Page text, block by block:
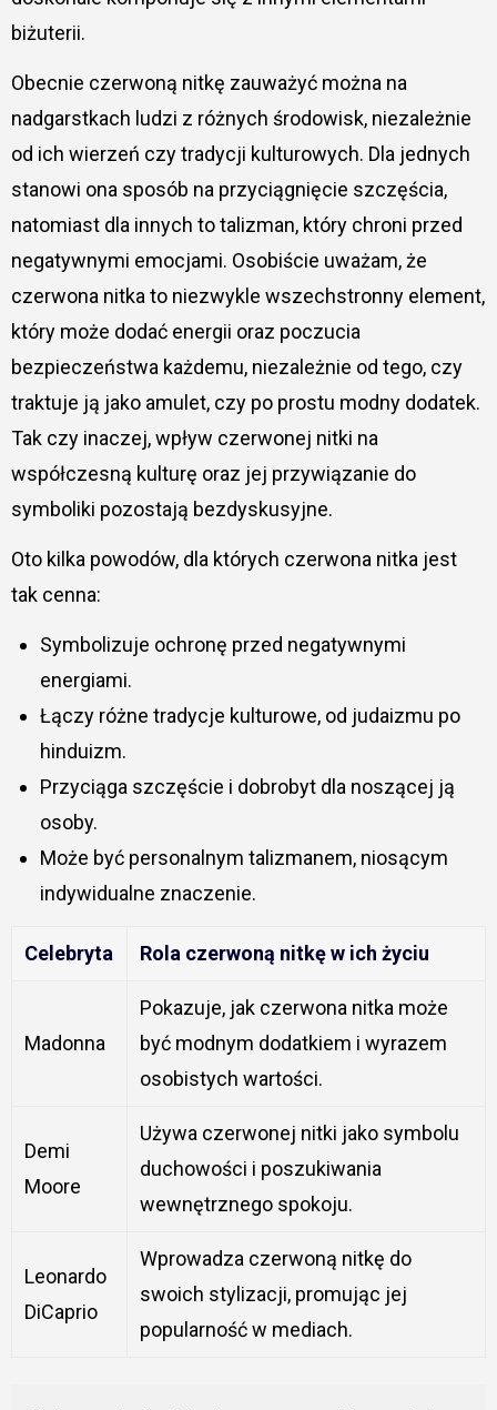
biżuterii.
Obecnie czerwoną nitkę zauważyć można na
nadgarstkach ludzi z różnych środowisk, niezależnie
od ich wierzeń czy tradycji kulturowych. Dla jednych
stanowi ona sposób na przyciągnięcie szczęścia,
natomiast dla innych to talizman, który chroni przed
negatywnymi emocjami. Osobiście uważam, że
czerwona nitka to niezwykle wszechstronny element,
który może dodać energii oraz poczucia
bezpieczeństwa każdemu, niezależnie od tego, czy
traktuje ją jako amulet, czy po prostu modny dodatek.
Tak czy inaczej, wpływ czerwonej nitki na
współczesną kulturę oraz jej przywiązanie do
symboliki pozostają bezdyskusyjne.
Oto kilka powodów, dla których czerwona nitka jest
tak cenna:
Symbolizuje ochronę przed negatywnymi
energiami.
Łączy różne tradycje kulturowe, od judaizmu po
hinduizm.
Przyciąga szczęście i dobrobyt dla noszącej ją
osoby.
Może być personalnym talizmanem, niosącym
indywidualne znaczenie.
Celebryta Rola czerwoną nitkę w ich życiu
Madonna
Pokazuje, jak czerwona nitka może
być modnym dodatkiem i wyrazem
osobistych wartości.
Demi
Moore
Używa czerwonej nitki jako symbolu
duchowości i poszukiwania
wewnętrznego spokoju.
Leonardo
DiCaprio
Wprowadza czerwoną nitkę do
swoich stylizacji, promując jej
popularność w mediach.